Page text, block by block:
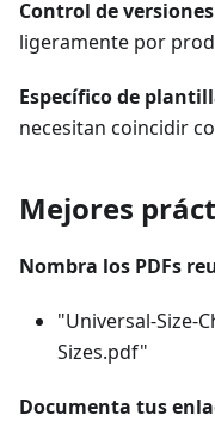
Control de versiones
ligeramente por
Específico de
necesitan coincidir
Mejores
Nombra los PDFs
"Universal-Size-
Sizes.pdf"
Documenta tus